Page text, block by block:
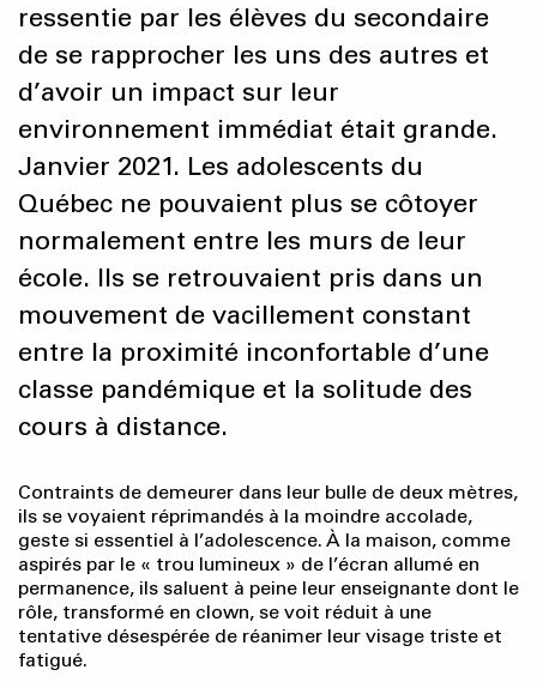
ressentie par les élèves du secondaire
de se rapprocher les uns des autres et
d’avoir un impact sur leur
environnement immédiat était grande.
Janvier 2021. Les adolescents du
Québec ne pouvaient plus se côtoyer
normalement entre les murs de leur
école. Ils se retrouvaient pris dans un
mouvement de vacillement constant
entre la proximité inconfortable d’une
classe pandémique et la solitude des
cours à distance.
Contraints de demeurer dans leur bulle de deux mètres,
ils se voyaient réprimandés à la moindre accolade,
geste si essentiel à l’adolescence. À la maison, comme
aspirés par le « trou lumineux » de l’écran allumé en
permanence, ils saluent à peine leur enseignante dont le
rôle, transformé en clown, se voit réduit à une
tentative désespérée de réanimer leur visage triste et
fatigué.